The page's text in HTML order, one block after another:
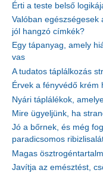
Érti a teste belső
Valóban egészségesek
jól hangzó címkék?
Egy tápanyag, amely
vas
A tudatos táplálkozás
Érvek a fényvédő krém
Nyári táplálékok,
Mire ügyeljünk, ha
Jó a bőrnek, és még
paradicsomos
Magas
Javítja az emésztést,